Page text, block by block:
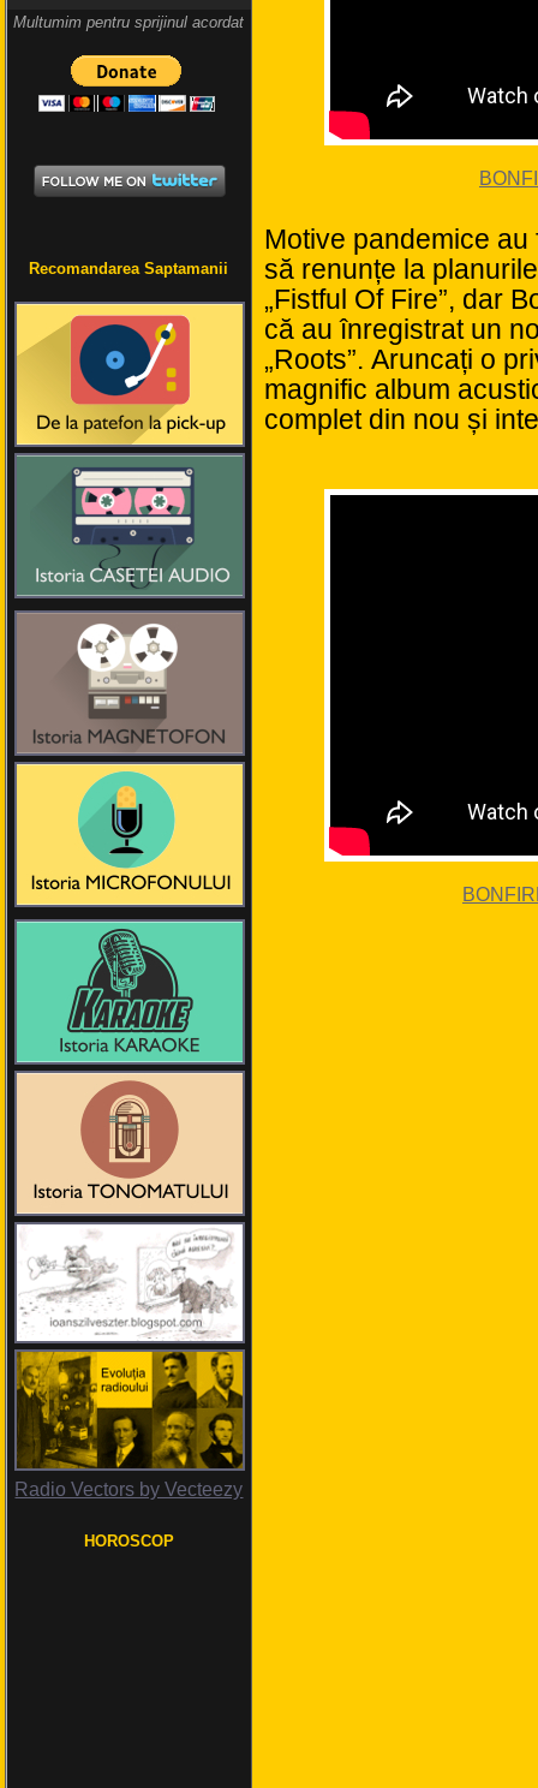
Multumim pentru sprijinul acordat
Recomandarea Saptamanii
Radio Vectors by Vecteezy
HOROSCOP
Motive pandemice
să renunțe la
„Fistful Of Fire”, dar
că au înregistrat un
„Roots”. Aruncați o
magnific album
complet din nou și